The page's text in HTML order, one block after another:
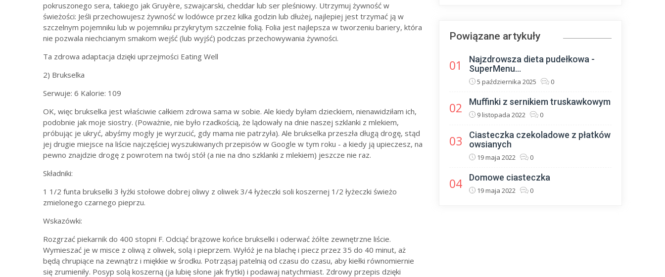
pokruszonego sera, takiego jak Gruyère, szwajcarski, cheddar lub ser pleśniowy. Utrzymuj żywność w
świeżości: Jeśli przechowujesz żywność w lodówce przez kilka godzin lub dłużej, najlepiej jest trzymać ją w
szczelnym pojemniku lub w pojemniku przykrytym szczelnie folią. Folia jest najlepsza w tworzeniu bariery, która
nie pozwala niechcianym smakom wejść (lub wyjść) podczas przechowywania żywności.
Ta zdrowa adaptacja dzięki uprzejmości Eating Well
2) Brukselka
Serwuje: 6 Kalorie: 109
OK, więc brukselka jest właściwie całkiem zdrowa sama w sobie. Ale kiedy byłam dzieckiem, nienawidziłam ich,
podobnie jak moje siostry. (Poważnie, nie było rzadkością, że lądowały na dnie naszej szklanki z mlekiem,
próbując je ukryć, abyśmy mogły je wyrzucić, gdy mama nie patrzyła). Ale brukselka przeszła długą drogę, stąd
jej drugie miejsce na liście najczęściej wyszukiwanych przepisów w Google w tym roku - a kiedy ją upieczesz, na
pewno znajdzie drogę z powrotem na twój stół (a nie na dno szklanki z mlekiem) jeszcze nie raz.
Składniki:
1 1/2 funta brukselki 3 łyżki stołowe dobrej oliwy z oliwek 3/4 łyżeczki soli koszernej 1/2 łyżeczki świeżo
zmielonego czarnego pieprzu.
Wskazówki:
Rozgrzać piekarnik do 400 stopni F. Odciąć brązowe końce brukselki i oderwać żółte zewnętrzne liście.
Wymieszać je w misce z oliwą z oliwek, solą i pieprzem. Wyłóż je na blachę i piecz przez 35 do 40 minut, aż
będą chrupiące na zewnątrz i miękkie w środku. Potrząsaj patelnią od czasu do czasu, aby kiełki równomiernie
się zrumieniły. Posyp solą koszerną (ja lubię słone jak frytki) i podawaj natychmiast. Zdrowy przepis dzięki
Powiązane artykuły
01
Najzdrowsza dieta pudełkowa -
SuperMenu...
5 października 2025 0
02 Muffinki z sernikiem truskawkowym
9 listopada 2022 0
03
Ciasteczka czekoladowe z płatków
owsianych
19 maja 2022 0
04 Domowe ciasteczka
19 maja 2022 0